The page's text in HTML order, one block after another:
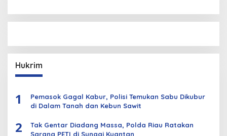
Hukrim
1
Pemasok Gagal Kabur, Polisi Temukan Sabu Dikubur
di Dalam Tanah dan Kebun Sawit
2
Tak Gentar Diadang Massa, Polda Riau Ratakan
Sarana PETI di Sungai Kuantan